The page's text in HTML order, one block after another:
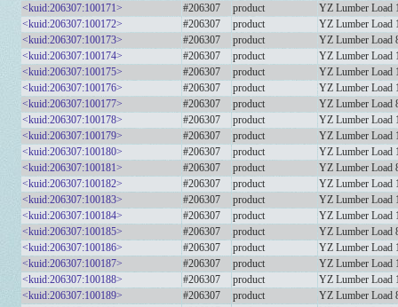
<kuid:206307:100171>
#206307 product
YZ Lumber Load
<kuid:206307:100172>
#206307 product
YZ Lumber Load
<kuid:206307:100173>
#206307 product
YZ Lumber Load
<kuid:206307:100174>
#206307 product
YZ Lumber Load
<kuid:206307:100175>
#206307 product
YZ Lumber Load
<kuid:206307:100176>
#206307 product
YZ Lumber Load
<kuid:206307:100177>
#206307 product
YZ Lumber Load
<kuid:206307:100178>
#206307 product
YZ Lumber Load
<kuid:206307:100179>
#206307 product
YZ Lumber Load
<kuid:206307:100180>
#206307 product
YZ Lumber Load
<kuid:206307:100181>
#206307 product
YZ Lumber Load
<kuid:206307:100182>
#206307 product
YZ Lumber Load
<kuid:206307:100183>
#206307 product
YZ Lumber Load
<kuid:206307:100184>
#206307 product
YZ Lumber Load
<kuid:206307:100185>
#206307 product
YZ Lumber Load
<kuid:206307:100186>
#206307 product
YZ Lumber Load
<kuid:206307:100187>
#206307 product
YZ Lumber Load
<kuid:206307:100188>
#206307 product
YZ Lumber Load
<kuid:206307:100189>
#206307 product
YZ Lumber Load